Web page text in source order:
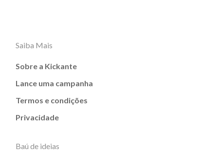
Saiba Mais
Sobre a Kickante
Lance uma campanha
Termos e condições
Privacidade
Baú de ideias